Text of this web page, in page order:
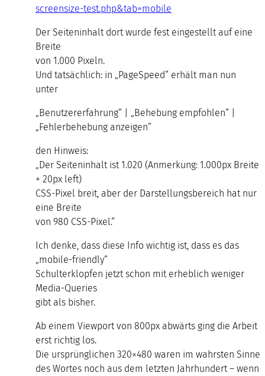
screensize-test.php&tab=mobile
Der Seiteninhalt dort wurde fest eingestellt auf eine
Breite
von 1.000 Pixeln.
Und tatsächlich: in „PageSpeed“ erhält man nun
unter
„Benutzererfahrung“ | „Behebung empfohlen“ |
„Fehlerbehebung anzeigen“
den Hinweis:
„Der Seiteninhalt ist 1.020 (Anmerkung: 1.000px Breite
+ 20px left)
CSS-Pixel breit, aber der Darstellungsbereich hat nur
eine Breite
von 980 CSS-Pixel.“
Ich denke, dass diese Info wichtig ist, dass es das
„mobile-friendly“
Schulterklopfen jetzt schon mit erheblich weniger
Media-Queries
gibt als bisher.
Ab einem Viewport von 800px abwärts ging die Arbeit
erst richtig los.
Die ursprünglichen 320×480 waren im wahrsten Sinne
des Wortes noch aus dem letzten Jahrhundert – wenn